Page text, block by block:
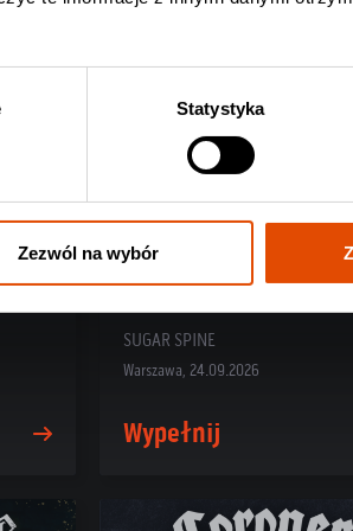
Statystyka
Zezwól na wybór
SUGAR SPINE
Warszawa, 24.09.2026
Wypełnij